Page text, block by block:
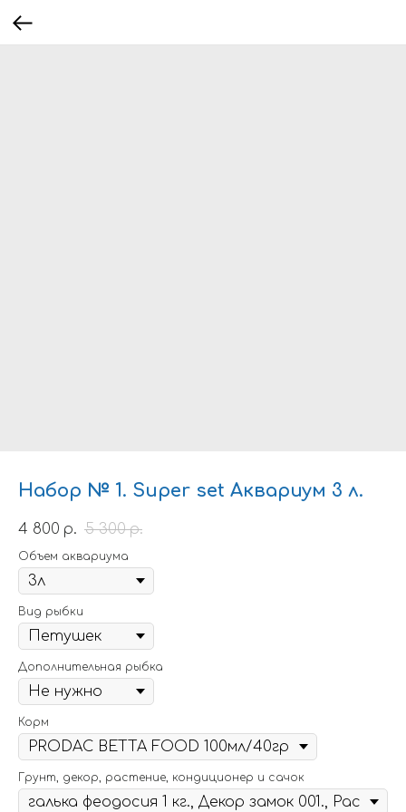
Набор № 1. Super set Аквариум 3 л.
4 800 р. 5 300 р.
Объем аквариума
Вид рыбки
Дополнительная рыбка
Корм
Грунт, декор, растение, кондиционер и сачок